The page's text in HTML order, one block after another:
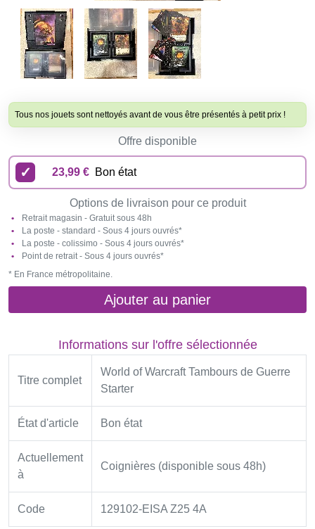
Tous nos jouets sont nettoyés avant de vous être présentés à petit prix !
Offre disponible
23,99 € Bon état
Options de livraison pour ce produit
Retrait magasin - Gratuit sous 48h
La poste - standard - Sous 4 jours ouvrés*
La poste - colissimo - Sous 4 jours ouvrés*
Point de retrait - Sous 4 jours ouvrés*
* En France métropolitaine.
Ajouter au panier
Informations sur l'offre sélectionnée
Titre complet
World of Warcraft Tambours de Guerre
Starter
État d'article Bon état
Actuellement
à
Coignières (disponible sous 48h)
Code 129102-EISA Z25 4A